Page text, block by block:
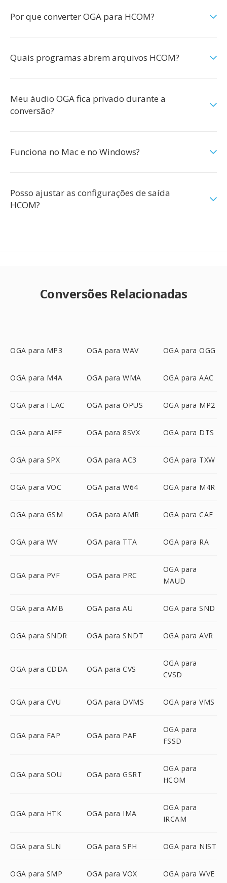
Por que converter OGA para HCOM?
Quais programas abrem arquivos HCOM?
Meu áudio OGA fica privado durante a
conversão?
Funciona no Mac e no Windows?
Posso ajustar as configurações de saída
HCOM?
Conversões Relacionadas
OGA para MP3 OGA para WAV OGA para OGG
OGA para M4A OGA para WMA OGA para AAC
OGA para FLAC OGA para OPUS OGA para MP2
OGA para AIFF OGA para 8SVX OGA para DTS
OGA para SPX OGA para AC3 OGA para TXW
OGA para VOC OGA para W64 OGA para M4R
OGA para GSM OGA para AMR OGA para CAF
OGA para WV OGA para TTA OGA para RA
OGA para PVF OGA para PRC
OGA para
MAUD
OGA para AMB OGA para AU OGA para SND
OGA para SNDR OGA para SNDT OGA para AVR
OGA para CDDA OGA para CVS
OGA para
CVSD
OGA para CVU OGA para DVMS OGA para VMS
OGA para FAP OGA para PAF
OGA para
FSSD
OGA para SOU OGA para GSRT
OGA para
HCOM
OGA para HTK OGA para IMA
OGA para
IRCAM
OGA para SLN OGA para SPH OGA para NIST
OGA para SMP OGA para VOX OGA para WVE